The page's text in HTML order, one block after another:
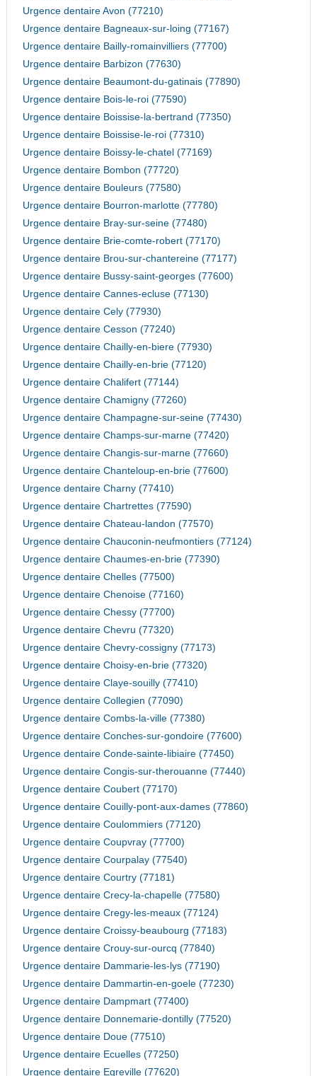
Urgence dentaire Avon (77210)
Urgence dentaire Bagneaux-sur-loing (77167)
Urgence dentaire Bailly-romainvilliers (77700)
Urgence dentaire Barbizon (77630)
Urgence dentaire Beaumont-du-gatinais (77890)
Urgence dentaire Bois-le-roi (77590)
Urgence dentaire Boissise-la-bertrand (77350)
Urgence dentaire Boissise-le-roi (77310)
Urgence dentaire Boissy-le-chatel (77169)
Urgence dentaire Bombon (77720)
Urgence dentaire Bouleurs (77580)
Urgence dentaire Bourron-marlotte (77780)
Urgence dentaire Bray-sur-seine (77480)
Urgence dentaire Brie-comte-robert (77170)
Urgence dentaire Brou-sur-chantereine (77177)
Urgence dentaire Bussy-saint-georges (77600)
Urgence dentaire Cannes-ecluse (77130)
Urgence dentaire Cely (77930)
Urgence dentaire Cesson (77240)
Urgence dentaire Chailly-en-biere (77930)
Urgence dentaire Chailly-en-brie (77120)
Urgence dentaire Chalifert (77144)
Urgence dentaire Chamigny (77260)
Urgence dentaire Champagne-sur-seine (77430)
Urgence dentaire Champs-sur-marne (77420)
Urgence dentaire Changis-sur-marne (77660)
Urgence dentaire Chanteloup-en-brie (77600)
Urgence dentaire Charny (77410)
Urgence dentaire Chartrettes (77590)
Urgence dentaire Chateau-landon (77570)
Urgence dentaire Chauconin-neufmontiers (77124)
Urgence dentaire Chaumes-en-brie (77390)
Urgence dentaire Chelles (77500)
Urgence dentaire Chenoise (77160)
Urgence dentaire Chessy (77700)
Urgence dentaire Chevru (77320)
Urgence dentaire Chevry-cossigny (77173)
Urgence dentaire Choisy-en-brie (77320)
Urgence dentaire Claye-souilly (77410)
Urgence dentaire Collegien (77090)
Urgence dentaire Combs-la-ville (77380)
Urgence dentaire Conches-sur-gondoire (77600)
Urgence dentaire Conde-sainte-libiaire (77450)
Urgence dentaire Congis-sur-therouanne (77440)
Urgence dentaire Coubert (77170)
Urgence dentaire Couilly-pont-aux-dames (77860)
Urgence dentaire Coulommiers (77120)
Urgence dentaire Coupvray (77700)
Urgence dentaire Courpalay (77540)
Urgence dentaire Courtry (77181)
Urgence dentaire Crecy-la-chapelle (77580)
Urgence dentaire Cregy-les-meaux (77124)
Urgence dentaire Croissy-beaubourg (77183)
Urgence dentaire Crouy-sur-ourcq (77840)
Urgence dentaire Dammarie-les-lys (77190)
Urgence dentaire Dammartin-en-goele (77230)
Urgence dentaire Dampmart (77400)
Urgence dentaire Donnemarie-dontilly (77520)
Urgence dentaire Doue (77510)
Urgence dentaire Ecuelles (77250)
Urgence dentaire Egreville (77620)